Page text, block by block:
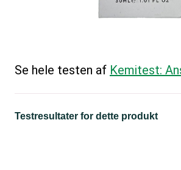
Se hele testen af Kemitest:
Testresultater for dette produkt